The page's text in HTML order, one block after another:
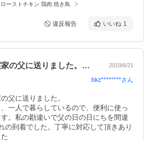
ーストチキン 鶏肉 焼き鳥
違反報告 いいね 1
離れて暮らす実家の父に送りました。今年… 2019/6/21
bkz********さん
父に送りました。
一人で暮らしているので、便利に使っ
。私の勘違いで父の日の日にちを間違
の到着でした。丁寧に対応して頂きあり